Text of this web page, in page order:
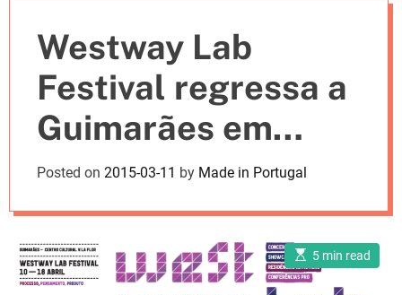
s
Westway Lab
Festival regressa a
Guimarães em
Abril
Posted on 2015-03-11 by Made in Portugal
E
s
t
5 min read